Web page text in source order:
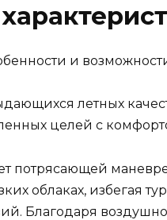
и
летных
целей с
потрясающей
облаках, избегая
Благодаря